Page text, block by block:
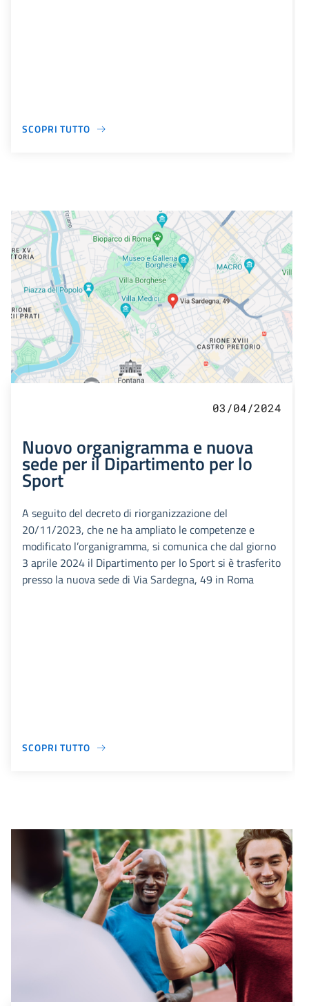
SCOPRI TUTTO
03/04/2024
Nuovo organigramma e nuova
sede per il Dipartimento per lo
Sport
A seguito del decreto di riorganizzazione del
20/11/2023, che ne ha ampliato le competenze e
modificato l’organigramma, si comunica che dal giorno
3 aprile 2024 il Dipartimento per lo Sport si è trasferito
presso la nuova sede di Via Sardegna, 49 in Roma
SCOPRI TUTTO